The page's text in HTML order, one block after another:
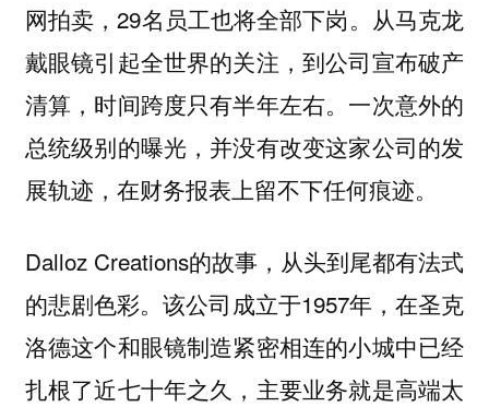
网拍卖，29名员工也将全部下岗。从马克龙
戴眼镜引起全世界的关注，到公司宣布破产
清算，时间跨度只有半年左右。一次意外的
总统级别的曝光，并没有改变这家公司的发
展轨迹，在财务报表上留不下任何痕迹。
Dalloz Creations的故事，从头到尾都有法式
的悲剧色彩。该公司成立于1957年，在圣克
洛德这个和眼镜制造紧密相连的小城中已经
扎根了近七十年之久，主要业务就是高端太